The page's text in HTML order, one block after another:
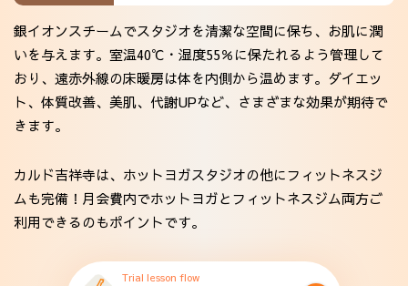
銀イオンスチームでスタジオを清潔な空間に保ち、お肌に潤
いを与えます。室温40℃・湿度55％に保たれるよう管理して
おり、遠赤外線の床暖房は体を内側から温めます。ダイエッ
ト、体質改善、美肌、代謝UPなど、さまざまな効果が期待で
きます。
カルド吉祥寺は、ホットヨガスタジオの他にフィットネスジ
ムも完備！月会費内でホットヨガとフィットネスジム両方ご
利用できるのもポイントです。
Trial lesson flow